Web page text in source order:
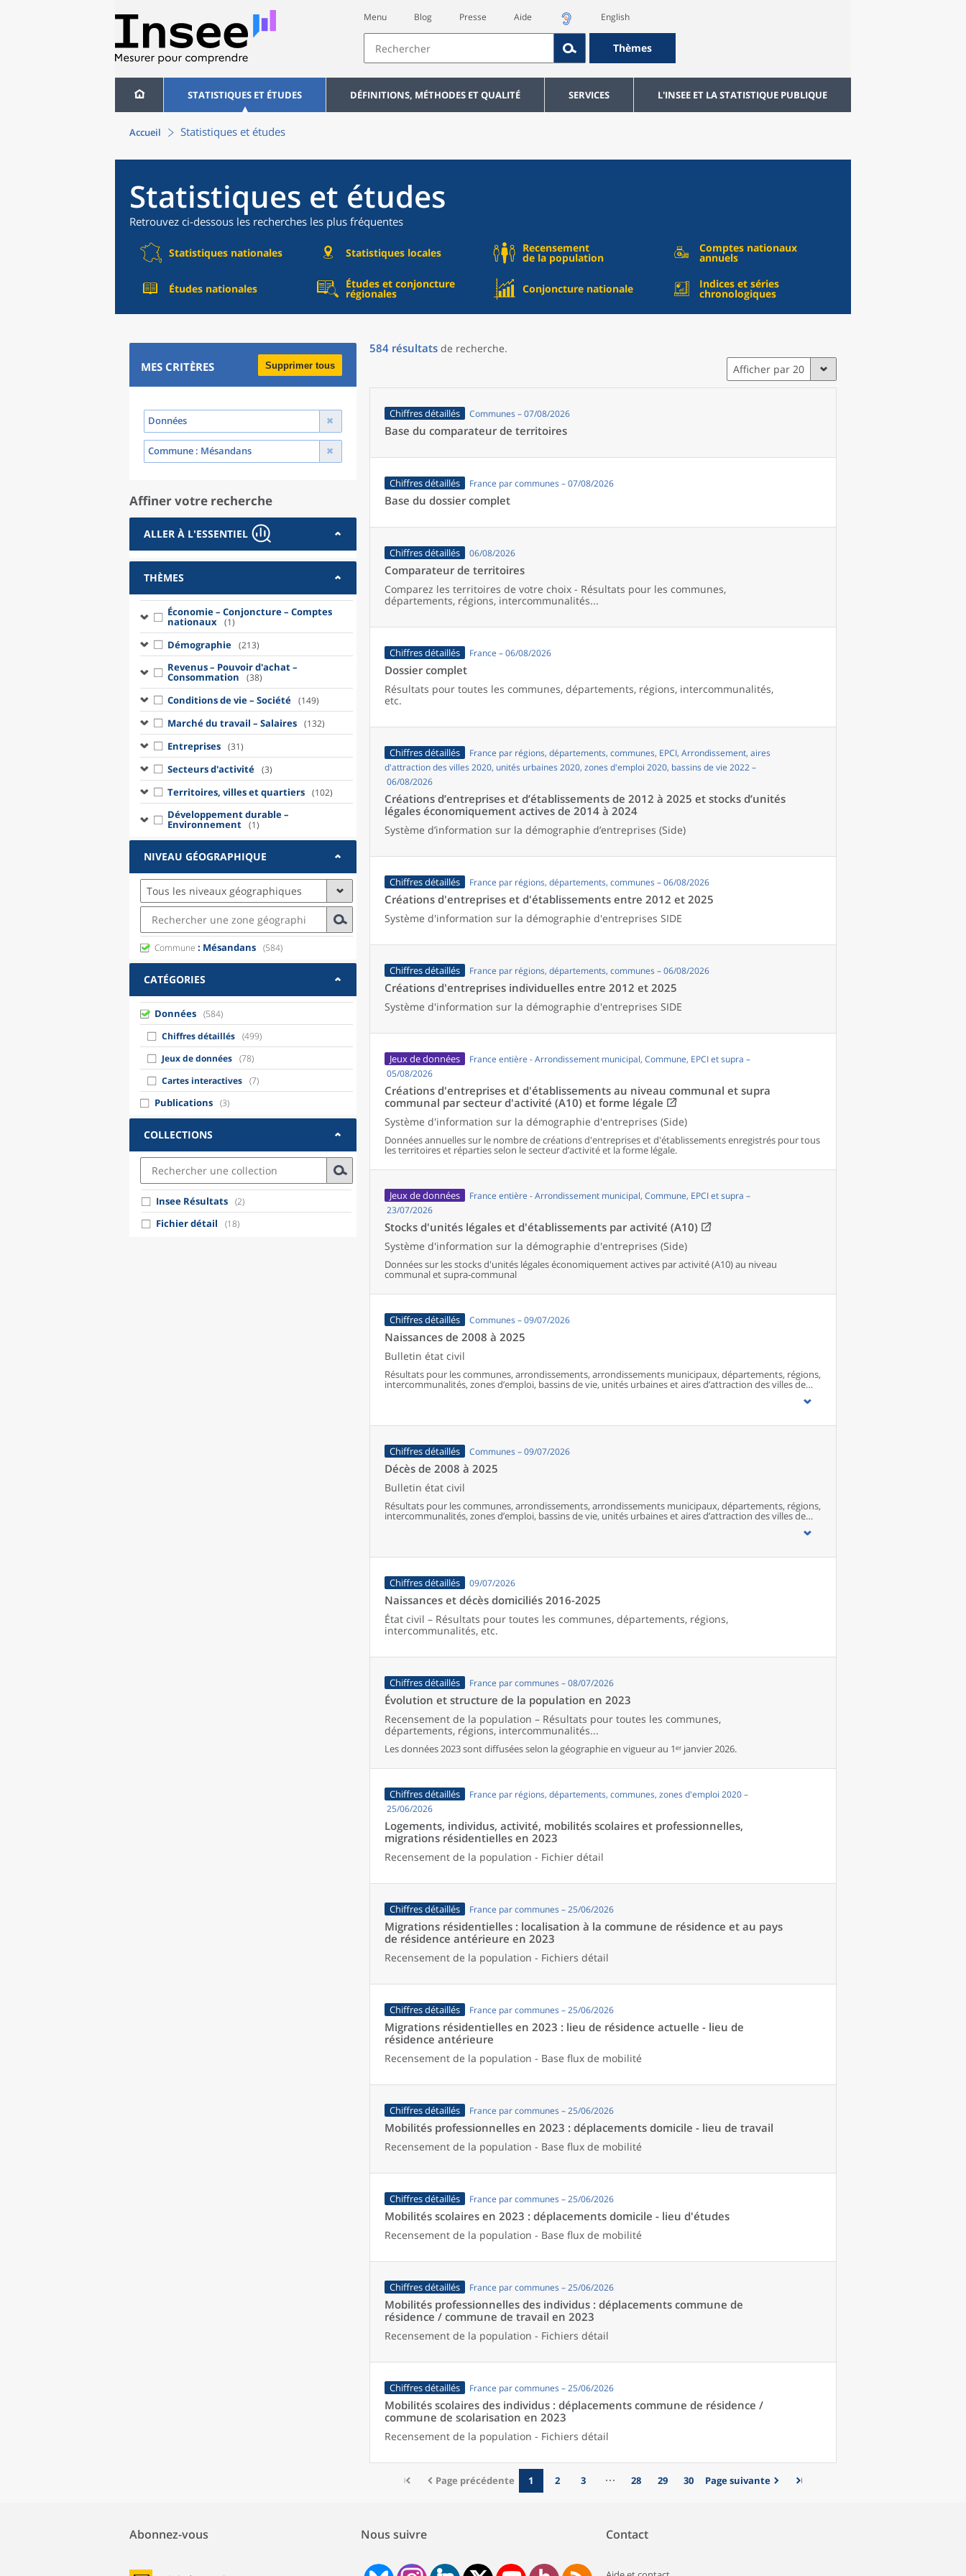
Menu Blog Presse Aide English
Thèmes
STATISTIQUES ET ÉTUDES DÉFINITIONS, MÉTHODES ET QUALITÉ SERVICES L'INSEE ET LA STATISTIQUE PUBLIQUE
Accueil Statistiques et études
Statistiques et études
Retrouvez ci-dessous les recherches les plus fréquentes
Statistiques nationales Statistiques locales Recensement
de la population
Comptes nationaux
annuels
Études nationales Études et conjoncture
régionales Conjoncture nationale Indices et séries
chronologiques
MES CRITÈRES Supprimer tous
Données
Commune : Mésandans
Affiner votre recherche
ALLER À L'ESSENTIEL
THÈMES
Économie – Conjoncture – Comptes
nationaux (1)
Démographie (213)
Revenus – Pouvoir d'achat –
Consommation (38)
Conditions de vie – Société (149)
Marché du travail – Salaires (132)
Entreprises (31)
Secteurs d'activité (3)
Territoires, villes et quartiers (102)
Développement durable –
Environnement (1)
NIVEAU GÉOGRAPHIQUE
Tous les niveaux géographiques
Commune : Mésandans (584)
CATÉGORIES
Données (584)
Chiffres détaillés (499)
Jeux de données (78)
Cartes interactives (7)
Publications (3)
COLLECTIONS
Insee Résultats (2)
Fichier détail (18)
584 résultats de recherche.
Afficher par 20
Chiffres détaillés Communes – 07/08/2026
Base du comparateur de territoires
Chiffres détaillés France par communes – 07/08/2026
Base du dossier complet
Chiffres détaillés 06/08/2026
Comparateur de territoires
Comparez les territoires de votre choix - Résultats pour les communes,
départements, régions, intercommunalités...
Chiffres détaillés France – 06/08/2026
Dossier complet
Résultats pour toutes les communes, départements, régions, intercommunalités,
etc.
Chiffres détaillés
France par régions, départements, communes, EPCI, Arrondissement, aires
d'attraction des villes 2020, unités urbaines 2020, zones d'emploi 2020, bassins de vie 2022 –
06/08/2026
Créations d’entreprises et d’établissements de 2012 à 2025 et stocks d’unités
légales économiquement actives de 2014 à 2024
Système d’information sur la démographie d’entreprises (Side)
Chiffres détaillés France par régions, départements, communes – 06/08/2026
Créations d'entreprises et d'établissements entre 2012 et 2025
Système d'information sur la démographie d'entreprises SIDE
Chiffres détaillés France par régions, départements, communes – 06/08/2026
Créations d'entreprises individuelles entre 2012 et 2025
Système d'information sur la démographie d'entreprises SIDE
Jeux de données
France entière - Arrondissement municipal, Commune, EPCI et supra –
05/08/2026
Créations d'entreprises et d'établissements au niveau communal et supra
communal par secteur d'activité (A10) et forme légale
Système d'information sur la démographie d'entreprises (Side)
Données annuelles sur le nombre de créations d'entreprises et d'établissements enregistrés pour tous
les territoires et réparties selon le secteur d’activité et la forme légale.
Jeux de données
France entière - Arrondissement municipal, Commune, EPCI et supra –
23/07/2026
Stocks d'unités légales et d'établissements par activité (A10)
Système d'information sur la démographie d'entreprises (Side)
Données sur les stocks d'unités légales économiquement actives par activité (A10) au niveau
communal et supra-communal
Chiffres détaillés Communes – 09/07/2026
Naissances de 2008 à 2025
Bulletin état civil
Résultats pour les communes, arrondissements, arrondissements municipaux, départements, régions,
intercommunalités, zones d’emploi, bassins de vie, unités urbaines et aires d’attraction des villes de
France (y compris Mayotte à partir de 2014).
Chiffres détaillés Communes – 09/07/2026
Décès de 2008 à 2025
Bulletin état civil
Résultats pour les communes, arrondissements, arrondissements municipaux, départements, régions,
intercommunalités, zones d’emploi, bassins de vie, unités urbaines et aires d’attraction des villes de
Chiffres détaillés 09/07/2026
Naissances et décès domiciliés 2016-2025
État civil – Résultats pour toutes les communes, départements, régions,
intercommunalités, etc.
Chiffres détaillés France par communes – 08/07/2026
Évolution et structure de la population en 2023
Recensement de la population – Résultats pour toutes les communes,
départements, régions, intercommunalités...
Les données 2023 sont diffusées selon la géographie en vigueur au 1ᵉʳ janvier 2026.
Chiffres détaillés
France par régions, départements, communes, zones d'emploi 2020 –
25/06/2026
Logements, individus, activité, mobilités scolaires et professionnelles,
migrations résidentielles en 2023
Recensement de la population - Fichier détail
Chiffres détaillés France par communes – 25/06/2026
Migrations résidentielles : localisation à la commune de résidence et au pays
de résidence antérieure en 2023
Recensement de la population - Fichiers détail
Chiffres détaillés France par communes – 25/06/2026
Migrations résidentielles en 2023 : lieu de résidence actuelle - lieu de
résidence antérieure
Recensement de la population - Base flux de mobilité
Chiffres détaillés France par communes – 25/06/2026
Mobilités professionnelles en 2023 : déplacements domicile - lieu de travail
Recensement de la population - Base flux de mobilité
Chiffres détaillés France par communes – 25/06/2026
Mobilités scolaires en 2023 : déplacements domicile - lieu d'études
Recensement de la population - Base flux de mobilité
Chiffres détaillés France par communes – 25/06/2026
Mobilités professionnelles des individus : déplacements commune de
résidence / commune de travail en 2023
Recensement de la population - Fichiers détail
Chiffres détaillés France par communes – 25/06/2026
Mobilités scolaires des individus : déplacements commune de résidence /
commune de scolarisation en 2023
Recensement de la population - Fichiers détail
Page précédente 1 2 3 28 29 30 Page suivante
Abonnez-vous Nous suivre Contact